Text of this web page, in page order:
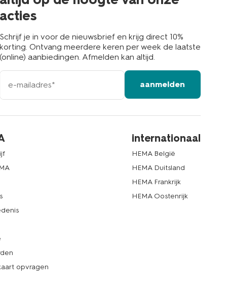
acties
Schrijf je in voor de nieuwsbrief en krijg direct 10%
korting. Ontvang meerdere keren per week de laatste
(online) aanbiedingen. Afmelden kan altijd.
e-
mailadres
aanmelden
opvragen
internationaal
HEMA België
HEMA Duitsland
HEMA Frankrijk
HEMA Oostenrijk